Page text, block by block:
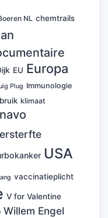
NL chemtrails
EU Europa
Plug Immunologie
klimaat
navo
USA
vaccinatieplicht
V for Valentine
Willem Engel